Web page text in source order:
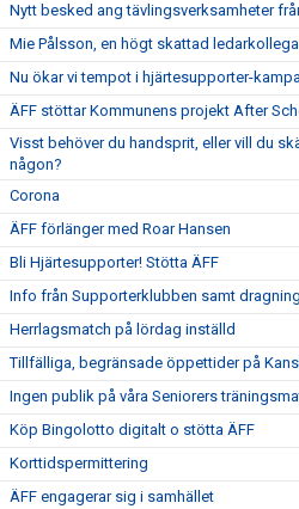
Nytt besked ang tävlingsverksamheter
Mie Pålsson, en högt skattad
Nu ökar vi tempot i hjärtesupporter-
ÄFF stöttar Kommunens projekt After
Visst behöver du handsprit, eller vill du
någon?
Corona
ÄFF förlänger med Roar Hansen
Bli Hjärtesupporter! Stötta ÄFF
Info från Supporterklubben samt
Herrlagsmatch på lördag inställd
Tillfälliga, begränsade öppettider på
Ingen publik på våra Seniorers
Köp Bingolotto digitalt o stötta ÄFF
Korttidspermittering
ÄFF engagerar sig i samhället